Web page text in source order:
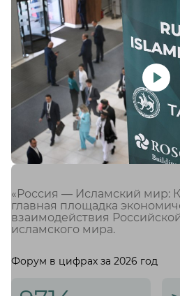
«Россия — Исламский мир:
главная площадка
взаимодействия
исламского мира.
Форум в цифрах за 2026 год